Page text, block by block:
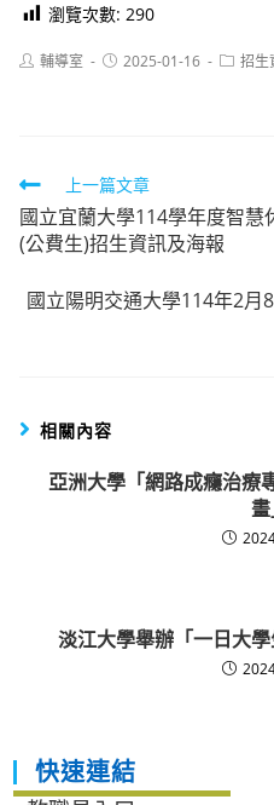
瀏覽次數: 290
Post輔導室
Post2025-01-16
Post招生
Read
more
articles
上一篇文章
國立宜蘭大學114學年度智
(公費生)招生資訊及海報
國立陽明交通大學114年2月
相關內容
亞洲大學「網路成癮治療
畫
淡江大學舉辦「一日大
快速連結